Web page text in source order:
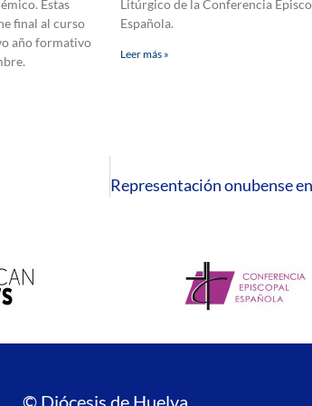
Estas
final al curso
año formativo
Litúrgico de la Conferencia
Española.
Leer más »
© Diócesis de Huelva